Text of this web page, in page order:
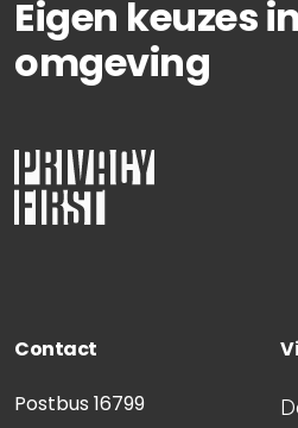
Eigen keuzes
omgeving
Contact
Postbus 16799